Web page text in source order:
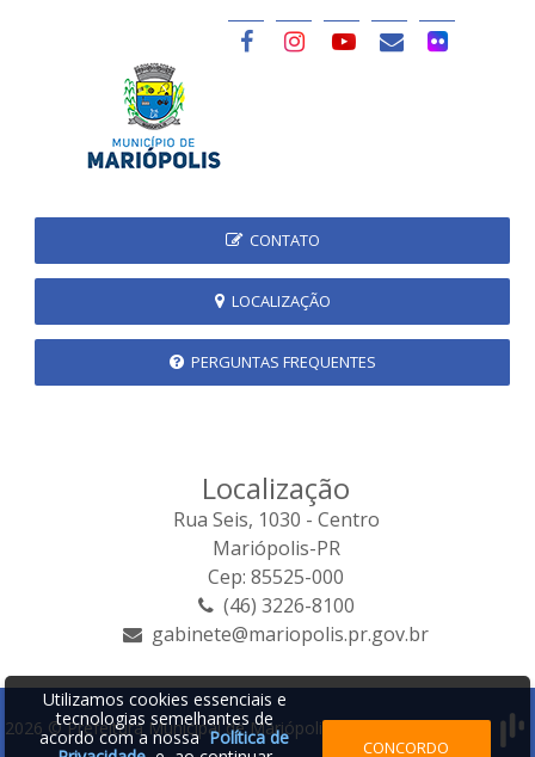
CONTATO
LOCALIZAÇÃO
PERGUNTAS FREQUENTES
Localização
Rua Seis, 1030 - Centro
Mariópolis-PR
Cep: 85525-000
(46) 3226-8100
gabinete@mariopolis.pr.gov.br
2026 © Prefeitura Municipal de Mariópolis | Desenvolvido por:
Utilizamos cookies essenciais e
tecnologias semelhantes de
acordo com a nossaPolítica de
CONCORDO